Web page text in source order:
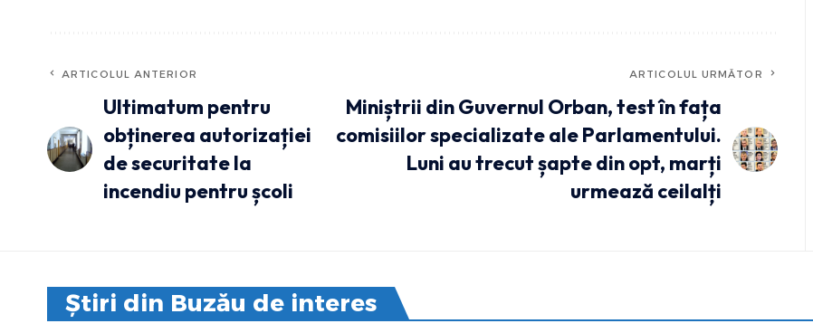
ARTICOLUL ANTERIOR
Ultimatum pentru
obținerea autorizației
de securitate la
incendiu pentru școli
ARTICOLUL URMĂTOR
Miniștrii din Guvernul Orban, test în fața
comisiilor specializate ale Parlamentului.
Luni au trecut șapte din opt, marți
urmează ceilalți
Știri din Buzău de interes